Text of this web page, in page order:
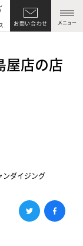
お問い合わせ メニュー
屋店の店
ンダイジング